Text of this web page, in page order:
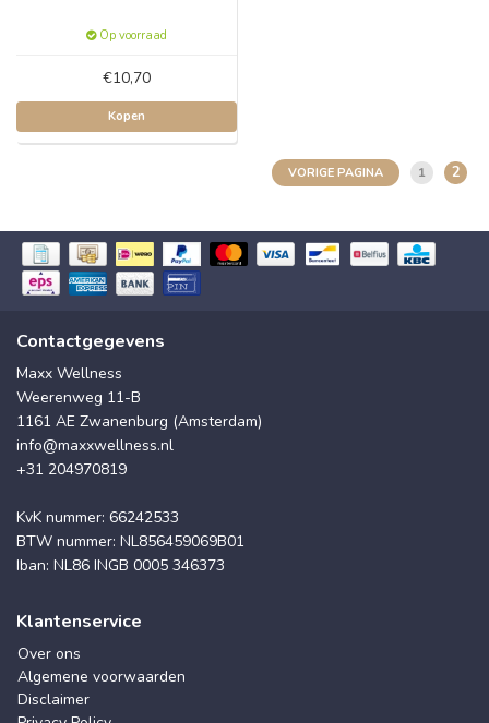
Op voorraad
€10,70
Kopen
VORIGE PAGINA 1 2
Contactgegevens
Maxx Wellness
Weerenweg 11-B
1161 AE Zwanenburg (Amsterdam)
info@maxxwellness.nl
+31 204970819
KvK nummer: 66242533
BTW nummer: NL856459069B01
Iban: NL86 INGB 0005 346373
Klantenservice
Over ons
Algemene voorwaarden
Disclaimer